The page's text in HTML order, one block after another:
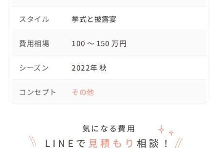
■森の中で結婚式がしたい🌳✨
■ふたりのプロポーズ記念日と同じ2021/10/8にOPENし
友人達に協力してもらい、公開サプライズプロポーズをし
■骨付きの大きなお肉を使用したい（入刀したい）🍖✨
スタイル 挙式と披露宴
費用相場 100 〜 150 万円
シーズン 2022年 秋
コンセプト その他
気になる費用
LINEで 見積もり 相談！